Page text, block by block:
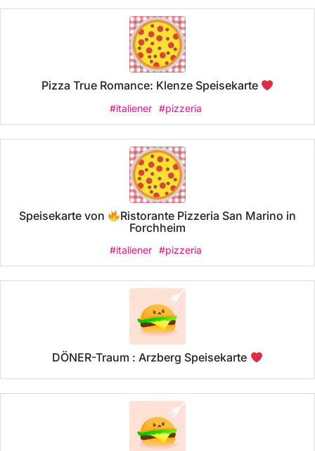
Pizza True Romance: Klenze Speisekarte
#italiener #pizzeria
Speisekarte von
Ristorante Pizzeria San Marino in
Forchheim
#italiener #pizzeria
DÖNER-Traum : Arzberg Speisekarte